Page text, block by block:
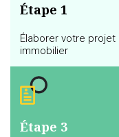
Étape 1
Élaborer votre projet
immobilier
Étape 3